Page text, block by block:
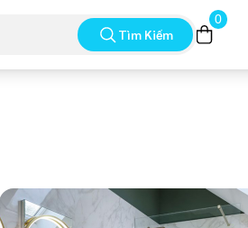
Tìm Kiếm
0